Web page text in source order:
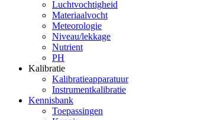
Luchtvochtigheid
Materiaalvocht
Meteorologie
Niveau/lekkage
Nutrient
PH
Kalibratie
Kalibratieapparatuur
Instrumentkalibratie
Kennisbank
Toepassingen